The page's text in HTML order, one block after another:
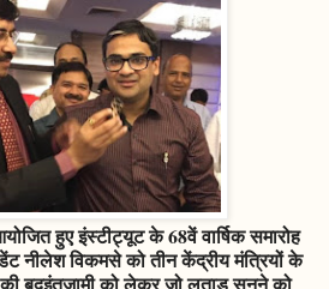
हुए इंस्टीट्यूट के 68वें वार्षिक समारोह
नीलेश विकमसे को तीन केंद्रीय मंत्रियों के
बदइंतजामी को लेकर जो लताड़ सुनने को